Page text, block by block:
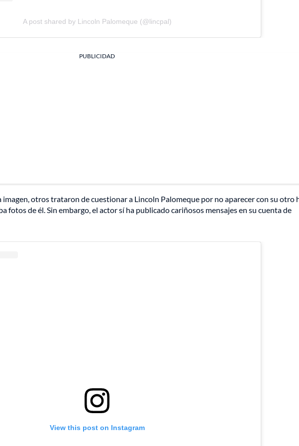
A post shared by Lincoln Palomeque (@lincpal)
PUBLICIDAD
otros trataron de cuestionar a Lincoln Palomeque por no aparecer con su otro
fotos de él. Sin embargo, el actor sí ha publicado cariñosos mensajes en su cuenta de
View this post on Instagram